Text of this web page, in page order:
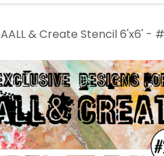
AALL & Create Stencil 6'x6' -